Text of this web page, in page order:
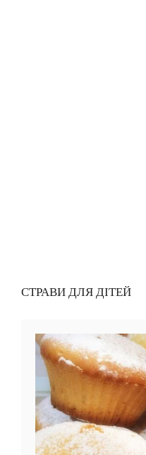
СТРАВИ ДЛЯ ДІТЕЙ